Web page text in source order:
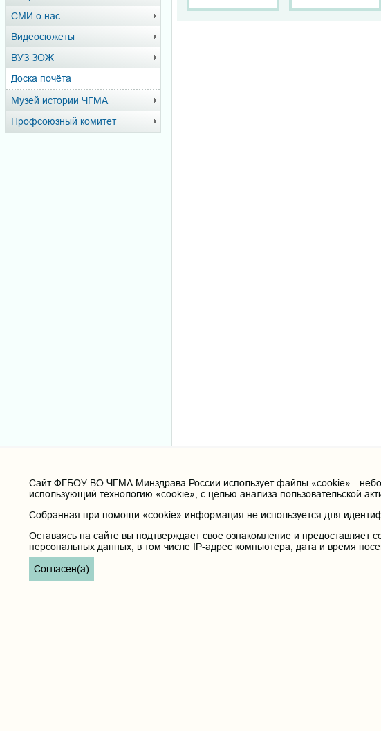
СМИ о нас
Видеосюжеты
ВУЗ ЗОЖ
Доска почёта
Музей истории ЧГМА
Профсоюзный комитет
Полезные ссылки
Министерство здравоохранения РФ
Горячая линия для обращений в Министерство здравоохранения Российской
Cайт ФГБОУ ВО ЧГМА Минздрава России использует файлы «cookie» -
использующий технологию «cookie», с целью анализа пользовательской
Собранная при помощи «cookie» информация не используется для
Оставаясь на сайте вы подтверждает свое ознакомление и предоставляет
персональных данных, в том числе IP-адрес компьютера, дата и время
Согласен(а)